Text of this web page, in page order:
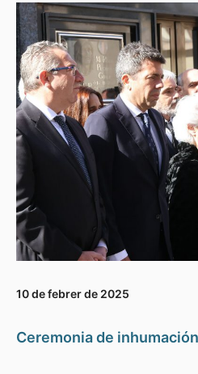
10 de febrer de 2025
Ceremonia de